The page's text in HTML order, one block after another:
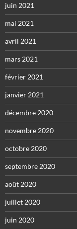
juin 2021
mai 2021
avril 2021
mars 2021
février 2021
janvier 2021
décembre 2020
novembre 2020
octobre 2020
septembre 2020
août 2020
juillet 2020
juin 2020